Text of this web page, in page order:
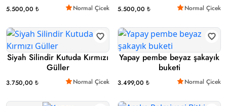
5.500,00 ₺ Normal Çicek 5.500,00 ₺ Normal Çicek
Siyah Silindir Kutuda Kırmızı
Güller
3.750,00 ₺ Normal Çicek
Yapay pembe beyaz şakayık
buketi
3.499,00 ₺ Normal Çicek